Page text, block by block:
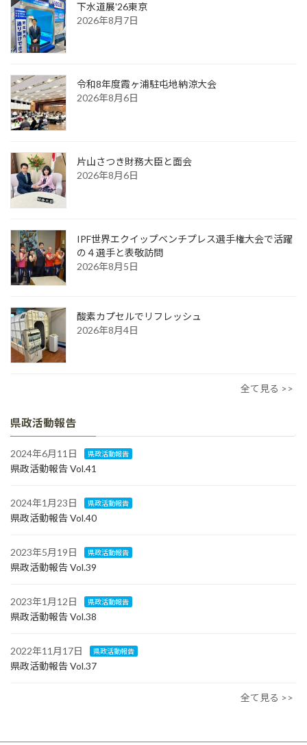
下水道展'26東京
2026年8月7日
令和8年度霞ヶ浦駐屯地納涼大会
2026年8月6日
片山さつき財務大臣と面会
2026年8月6日
IPF世界エクイップベンチプレス選手権大会で活躍
の４選手と表敬訪問
2026年8月5日
酸素カプセルでリフレッシュ
2026年8月4日
全て見る >>
県政活動報告
2024年6月11日 県政活動報告
県政活動報告 Vol.41
2024年1月23日 県政活動報告
県政活動報告 Vol.40
2023年5月19日 県政活動報告
県政活動報告 Vol.39
2023年1月12日 県政活動報告
県政活動報告 Vol.38
2022年11月17日 県政活動報告
県政活動報告 Vol.37
全て見る >>